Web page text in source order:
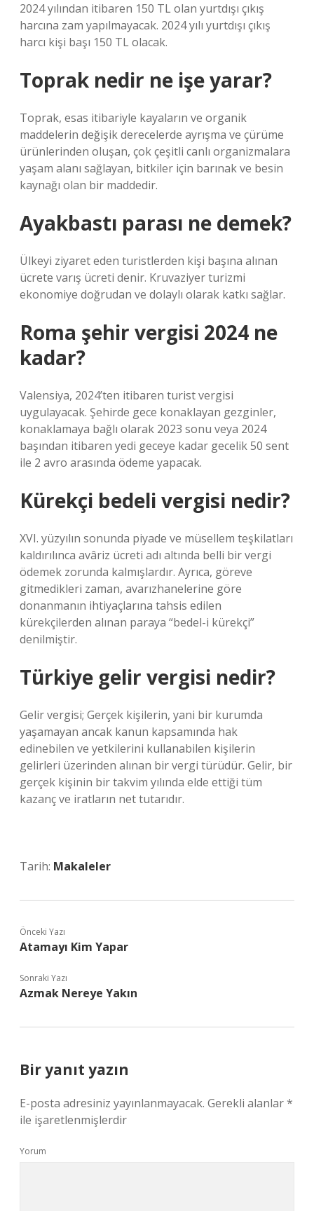
2024 yılından itibaren 150 TL olan yurtdışı çıkış
harcına zam yapılmayacak. 2024 yılı yurtdışı çıkış
harcı kişi başı 150 TL olacak.
Toprak nedir ne işe yarar?
Toprak, esas itibariyle kayaların ve organik
maddelerin değişik derecelerde ayrışma ve çürüme
ürünlerinden oluşan, çok çeşitli canlı organizmalara
yaşam alanı sağlayan, bitkiler için barınak ve besin
kaynağı olan bir maddedir.
Ayakbastı parası ne demek?
Ülkeyi ziyaret eden turistlerden kişi başına alınan
ücrete varış ücreti denir. Kruvaziyer turizmi
ekonomiye doğrudan ve dolaylı olarak katkı sağlar.
Roma şehir vergisi 2024 ne
kadar?
Valensiya, 2024’ten itibaren turist vergisi
uygulayacak. Şehirde gece konaklayan gezginler,
konaklamaya bağlı olarak 2023 sonu veya 2024
başından itibaren yedi geceye kadar gecelik 50 sent
ile 2 avro arasında ödeme yapacak.
Kürekçi bedeli vergisi nedir?
XVI. yüzyılın sonunda piyade ve müsellem teşkilatları
kaldırılınca avâriz ücreti adı altında belli bir vergi
ödemek zorunda kalmışlardır. Ayrıca, göreve
gitmedikleri zaman, avarızhanelerine göre
donanmanın ihtiyaçlarına tahsis edilen
kürekçilerden alınan paraya “bedel-i kürekçi”
denilmiştir.
Türkiye gelir vergisi nedir?
Gelir vergisi; Gerçek kişilerin, yani bir kurumda
yaşamayan ancak kanun kapsamında hak
edinebilen ve yetkilerini kullanabilen kişilerin
gelirleri üzerinden alınan bir vergi türüdür. Gelir, bir
gerçek kişinin bir takvim yılında elde ettiği tüm
kazanç ve iratların net tutarıdır.
Tarih: Makaleler
Önceki Yazı
Atamayı Kim Yapar
Sonraki Yazı
Azmak Nereye Yakın
Bir yanıt yazın
E-posta adresiniz yayınlanmayacak. Gerekli alanlar*
ile işaretlenmişlerdir
Yorum